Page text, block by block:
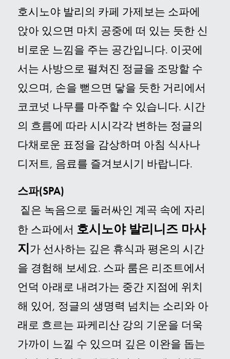
호시노야 발리의 카페 가제보는 소파에
앉아 있으면 마치 공중에 떠 있는 듯한 신
비로운 느낌을 주는 공간입니다. 이곳에
서는 사방으로 펼쳐진 정글을 조망할 수
있으며, 손을 뻗으면 닿을 듯한 거리에서
코코넛 나무를 마주할 수 있습니다. 시간
의 흐름에 따라 시시각각 변하는 정글의
다채로운 표정을 감상하며 아침 식사나
디저트, 음료를 즐겨보시기 바랍니다.
스파(SPA)
짙은 녹음으로 둘러싸인 계곡 속에 자리
한 스파에서 호시노야 발리니즈 마사
지가 선사하는 깊은 휴식과 평온의 시간
을 경험해 보세요. 스파 룸은 리조트에서
언덕 아래로 내려가는 중간 지점에 위치
해 있어, 정글의 생명력 넘치는 소리와 아
래로 흐르는 파케리산 강의 기운을 더욱
가까이 느낄 수 있으며 깊은 이완을 돕는